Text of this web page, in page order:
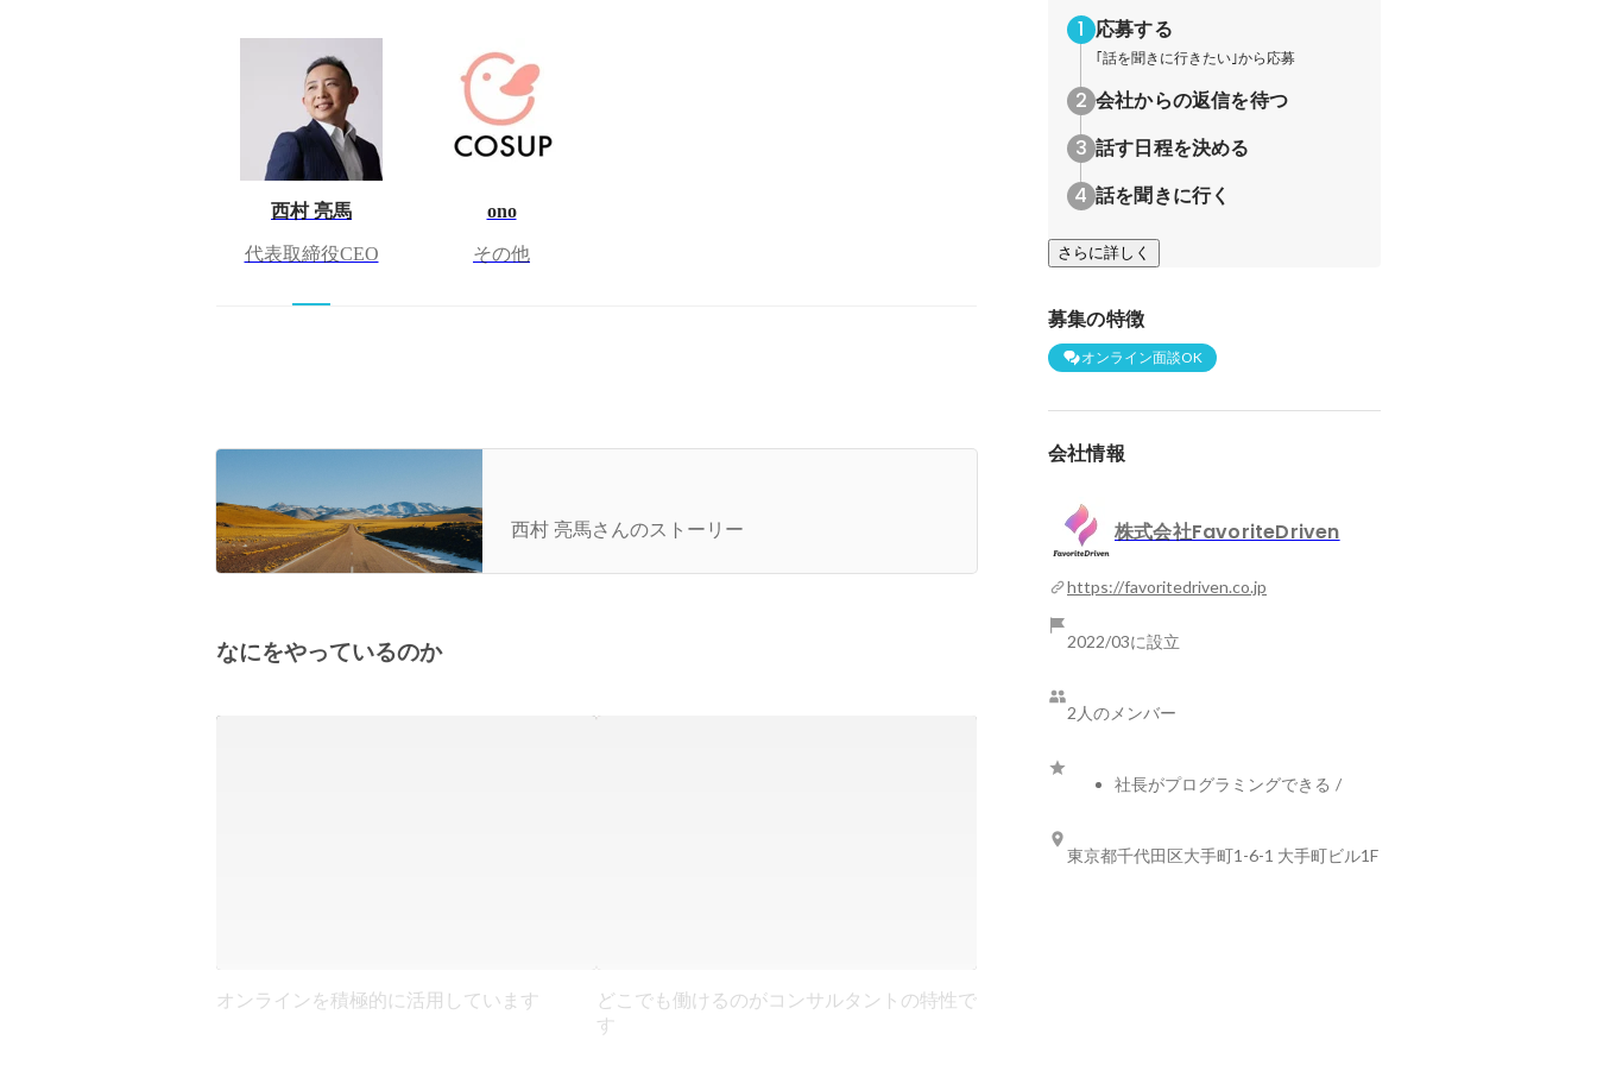
西村 亮馬
代表取締役CEO
ono
その他
西村 亮馬さんのストーリー
なにをやっているのか
オンラインを積極的に活用しています
どこでも働けるのがコンサルタントの特性で
す
応募する
｢話を聞きに行きたい｣から応募
会社からの返信を待つ
話す日程を決める
話を聞きに行く
さらに詳しく
募集の特徴
オンライン面談OK
会社情報
株式会社FavoriteDriven
https://favoritedriven.co.jp
2022/03に設立
2人のメンバー
社長がプログラミングできる /
東京都千代田区大手町1-6-1 大手町ビル1F